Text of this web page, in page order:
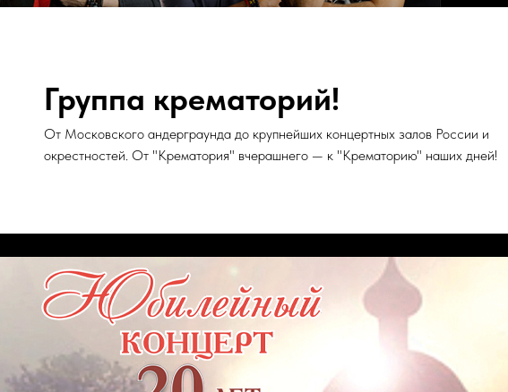
Группа крематорий!
От Московского андерграунда до крупнейших концертных залов России и
окрестностей. От "Крематория" вчерашнего — к "Крематорию" наших дней!